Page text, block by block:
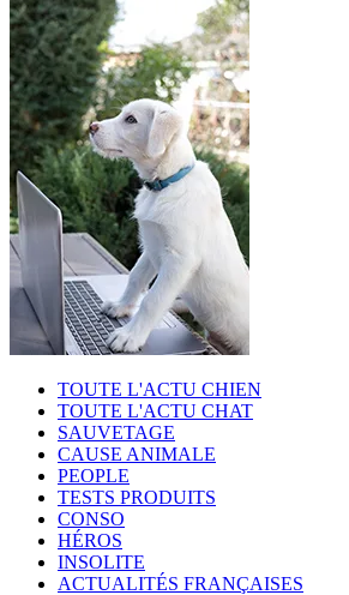
TOUTE L'ACTU CHIEN
TOUTE L'ACTU CHAT
SAUVETAGE
CAUSE ANIMALE
PEOPLE
TESTS PRODUITS
CONSO
HÉROS
INSOLITE
ACTUALITÉS FRANÇAISES